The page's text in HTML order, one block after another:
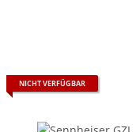
NICHT VERFÜGBAR